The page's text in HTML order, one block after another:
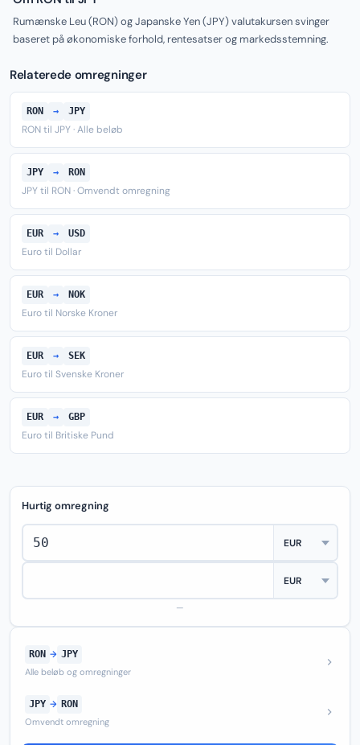
Rumænske Leu (RON) og Japanske Yen (JPY) valutakursen svinger
baseret på økonomiske forhold, rentesatser og markedsstemning.
Relaterede omregninger
RON → JPY
RON til JPY · Alle beløb
JPY → RON
JPY til RON · Omvendt omregning
EUR → USD
Euro til Dollar
EUR → NOK
Euro til Norske Kroner
EUR → SEK
Euro til Svenske Kroner
EUR → GBP
Euro til Britiske Pund
Hurtig omregning
—
RON → JPY
Alle beløb og omregninger
JPY → RON
Omvendt omregning